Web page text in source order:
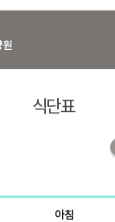
식단표
아침